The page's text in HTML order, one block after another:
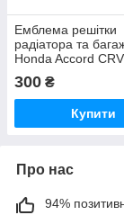
Емблема решітки
радіатора та
Honda Accord
Jazz 108мм*88мм
300 ₴
Купити
Про нас
94%